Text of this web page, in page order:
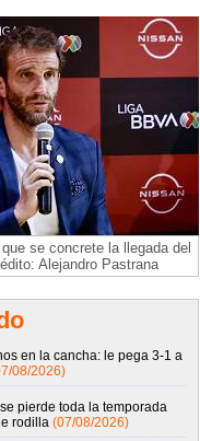
se concrete la llegada del
Alejandro Pastrana
en la cancha: le pega 3-1 a
08/2026)
pierde toda la temporada
rodilla (07/08/2026)